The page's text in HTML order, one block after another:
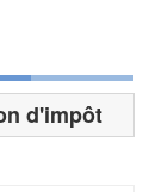
d'impôt